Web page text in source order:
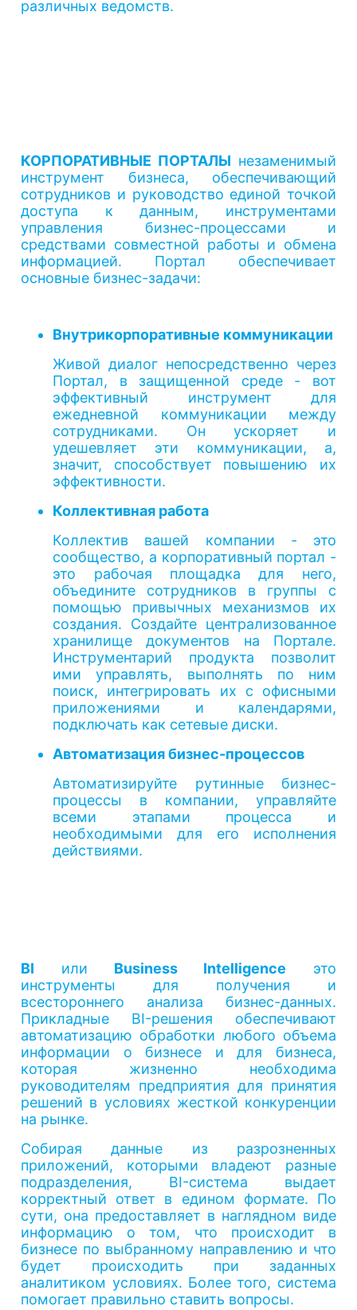
различных ведомств.
КОРПОРАТИВНЫЕ ПОРТАЛЫ незаменимый
инструмент бизнеса, обеспечивающий
сотрудников и руководство единой точкой
доступа к данным, инструментами
управления бизнес-процессами и
средствами совместной работы и обмена
информацией. Портал обеспечивает
основные бизнес-задачи:
Внутрикорпоративные коммуникации
Живой диалог непосредственно через
Портал, в защищенной среде - вот
эффективный инструмент для
ежедневной коммуникации между
сотрудниками. Он ускоряет и
удешевляет эти коммуникации, а,
значит, способствует повышению их
эффективности.
Коллективная работа
Коллектив вашей компании - это
сообщество, а корпоративный портал -
это рабочая площадка для него,
объедините сотрудников в группы с
помощью привычных механизмов их
создания. Создайте централизованное
хранилище документов на Портале.
Инструментарий продукта позволит
ими управлять, выполнять по ним
поиск, интегрировать их с офисными
приложениями и календарями,
подключать как сетевые диски.
Автоматизация бизнес-процессов
Автоматизируйте рутинные бизнес-
процессы в компании, управляйте
всеми этапами процесса и
необходимыми для его исполнения
действиями.
BI или Business Intelligence это
инструменты для получения и
всестороннего анализа бизнес-данных.
Прикладные BI-решения обеспечивают
автоматизацию обработки любого объема
информации о бизнесе и для бизнеса,
которая жизненно необходима
руководителям предприятия для принятия
решений в условиях жесткой конкуренции
на рынке.
Собирая данные из разрозненных
приложений, которыми владеют разные
подразделения, BI-система выдает
корректный ответ в едином формате. По
сути, она предоставляет в наглядном виде
информацию о том, что происходит в
бизнесе по выбранному направлению и что
будет происходить при заданных
аналитиком условиях. Более того, система
помогает правильно ставить вопросы.